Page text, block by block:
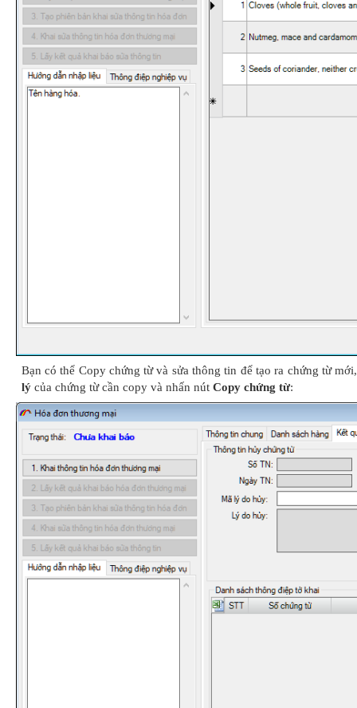
Bạn có thể Copy chứng từ và sửa thông tin để tạo ra chứng từ
lýcủa chứng từ cần copy và nhấn nút Copy chứng từ: